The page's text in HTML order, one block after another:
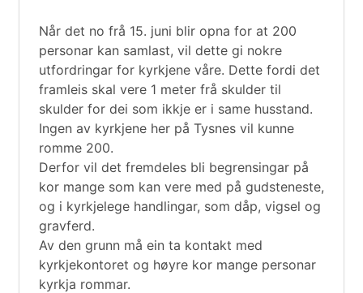
Når det no frå 15. juni blir opna for at 200
personar kan samlast, vil dette gi nokre
utfordringar for kyrkjene våre. Dette fordi det
framleis skal vere 1 meter frå skulder til
skulder for dei som ikkje er i same husstand.
Ingen av kyrkjene her på Tysnes vil kunne
romme 200.
Derfor vil det fremdeles bli begrensingar på
kor mange som kan vere med på gudsteneste,
og i kyrkjelege handlingar, som dåp, vigsel og
gravferd.
Av den grunn må ein ta kontakt med
kyrkjekontoret og høyre kor mange personar
kyrkja rommar.